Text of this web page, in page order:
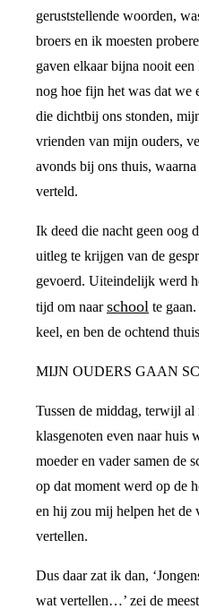
geruststellende woorden,
broers en ik moesten
gaven elkaar bijna nooit
nog hoe fijn het was dat we
die dichtbij ons stonden,
vrienden van mijn ouders,
avonds bij ons thuis,
verteld.
Ik deed die nacht geen oog
uitleg te krijgen van de
gevoerd. Uiteindelijk werd
tijd om naarschool te
keel, en ben de ochtend
MIJN OUDERS GAAN
Tussen de middag, terwijl
klasgenoten even naar huis
moeder en vader samen de
op dat moment werd op de
en hij zou mij helpen het de
vertellen.
Dus daar zat ik dan,
wat vertellen…’ zei de